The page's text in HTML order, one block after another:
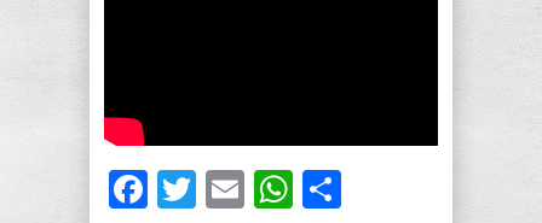
Facebook
Twitter
EmailWhatsApp